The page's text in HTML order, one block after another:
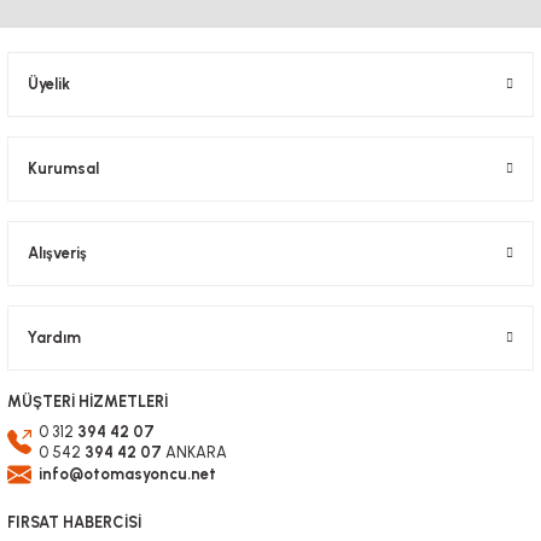
Üyelik
Kurumsal
Alışveriş
Yardım
MÜŞTERİ HİZMETLERİ
0 312 394 42 07
0 542 394 42 07 ANKARA
info@otomasyoncu.net
FIRSAT HABERCİSİ